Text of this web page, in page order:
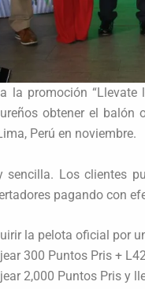
la promoción
obtener el
Perú en noviembre.
sencilla. Los clientes
pagando con
la pelota oficial por
300 Puntos Pris +
2,000 Puntos Pris y